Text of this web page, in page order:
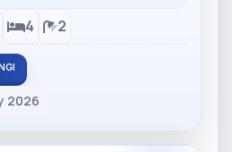
4 2
2026